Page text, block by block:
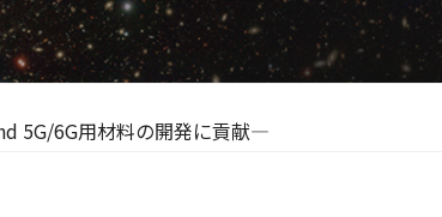
5G/6G用材料の開発に貢献―